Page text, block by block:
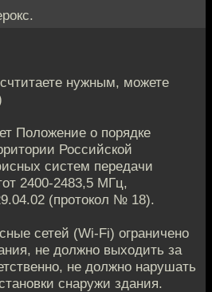
нужным, можете
Положение о порядке
Российской
систем передачи
2400-2483,5 МГц,
(протокол № 18).
сетей (Wi-Fi) ограничено
не должно выходить за
не должно нарушать
снаружи здания.